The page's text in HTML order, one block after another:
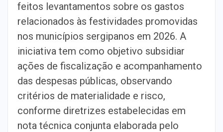
feitos levantamentos sobre os gastos
relacionados às festividades promovidas
nos municípios sergipanos em 2026. A
iniciativa tem como objetivo subsidiar
ações de fiscalização e acompanhamento
das despesas públicas, observando
critérios de materialidade e risco,
conforme diretrizes estabelecidas em
nota técnica conjunta elaborada pelo